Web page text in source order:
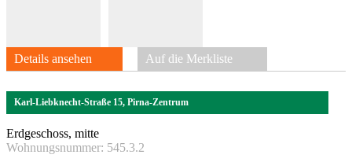
Details ansehen Auf die Merkliste
Karl-Liebknecht-Straße 15, Pirna-Zentrum
Erdgeschoss, mitte
Wohnungsnummer: 545.3.2